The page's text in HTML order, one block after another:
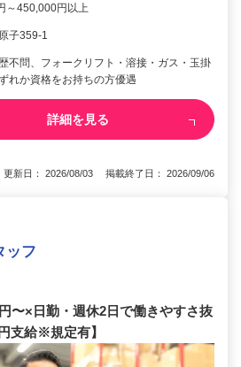
～450,000円以上
子359-1
不問、フォークリフト・溶接・ガス・玉掛
れか資格をお持ちの方優遇
詳細を見る
更新日： 2026/08/03 掲載終了日： 2026/09/06
ッフ
〜×日勤・週休2日で働きやすさ抜
支給※規定有】